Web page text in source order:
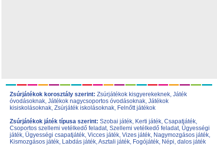
Zsúrjátékok korosztály szerint: Zsúrjátékok kisgyerekeknek, Játék
óvodásoknak, Játékok nagycsoportos óvodásoknak, Játékok
kisiskolásoknak, Zsúrjáték iskolásoknak, Felnőtt játékok
Zsúrjátékok játék típusa szerint: Szobai játék, Kerti játék, Csapatjáték,
Csoportos szellemi vetélkedő feladat, Szellemi vetélkedő feladat, Ügyességi
játék, Ügyességi csapatjáték, Vicces játék, Vizes játék, Nagymozgásos játék,
Kismozgásos játék, Labdás játék,Asztali játék, Fogójáték, Népi, dalos játék